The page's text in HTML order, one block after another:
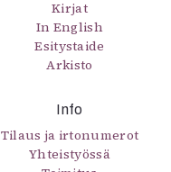
Kirjat
In English
Esitystaide
Arkisto
Info
Tilaus ja irtonumerot
Yhteistyössä